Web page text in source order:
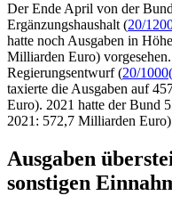
Der Ende April von der
Ergänzungshaushalt (20/
hatte noch Ausgaben in
Milliarden Euro)
Regierungsentwurf (20/1000
taxierte die Ausgaben auf
Euro). 2021 hatte der Bund
2021: 572,7 Milliarden
Ausgaben
sonstigen